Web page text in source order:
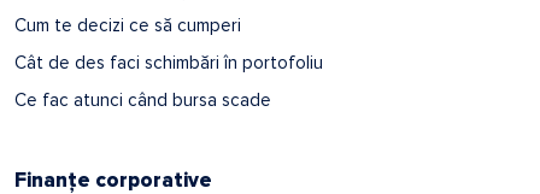
Cum te decizi ce să cumperi
Cât de des faci schimbări în portofoliu
Ce fac atunci când bursa scade
Finanțe corporative